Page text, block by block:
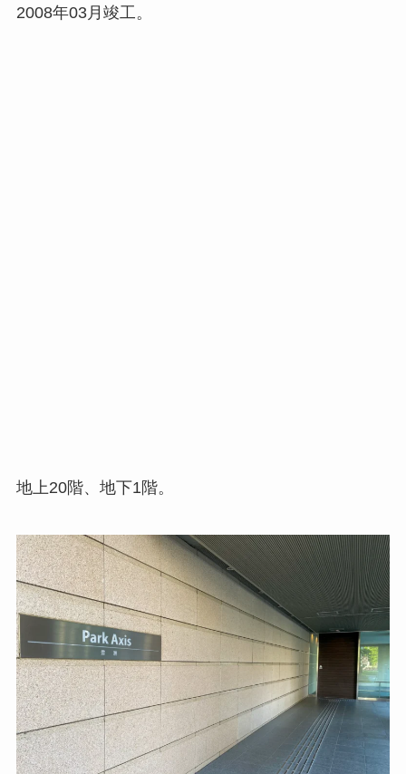
2008年03月竣工。
地上20階、地下1階。